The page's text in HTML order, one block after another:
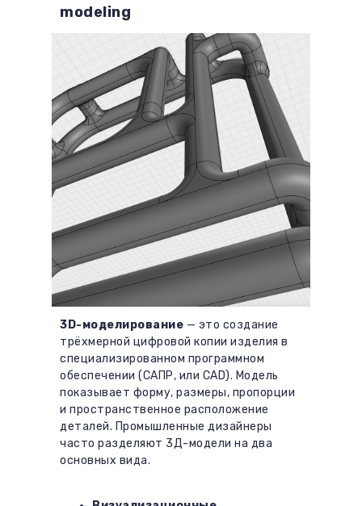
modeling
3D-моделирование — это создание
трёхмерной цифровой копии изделия в
специализированном программном
обеспечении (САПР, или CAD). Модель
показывает форму, размеры, пропорции
и пространственное расположение
деталей. Промышленные дизайнеры
часто разделяют 3Д-модели на два
основных вида.
Нажимая на кнопку, вы даёте
ОТПРАВИТЬ
telegram